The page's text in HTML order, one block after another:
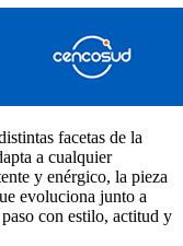
facetas de la
a cualquier
y enérgico, la pieza
evoluciona junto a
con estilo, actitud y